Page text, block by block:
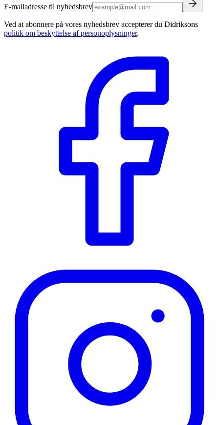
E-mailadresse til nyhedsbrev
Ved at abonnere på vores nyhedsbrev accepterer du Didriksons
politik om beskyttelse af personoplysninger.